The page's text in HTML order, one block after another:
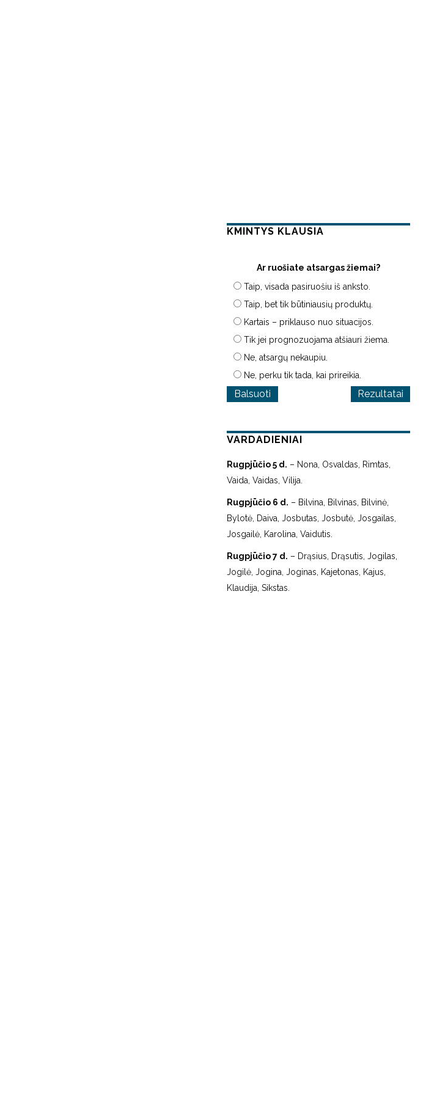
KMINTYS KLAUSIA
Ar ruošiate atsargas žiemai?
Taip, visada pasiruošiu iš anksto.
Taip, bet tik būtiniausių produktų.
Kartais – priklauso nuo situacijos.
Tik jei prognozuojama atšiauri žiema.
Ne, atsargų nekaupiu.
Ne, perku tik tada, kai prireikia.
Rezultatai
VARDADIENIAI
Rugpjūčio 5 d. – Nona, Osvaldas, Rimtas,
Vaida, Vaidas, Vilija.
Rugpjūčio 6 d. – Bilvina, Bilvinas, Bilvinė,
Bylotė, Daiva, Josbutas, Josbutė, Josgailas,
Josgailė, Karolina, Vaidutis.
Rugpjūčio 7 d. – Drąsius, Drąsutis, Jogilas,
Jogilė, Jogina, Joginas, Kajetonas, Kajus,
Klaudija, Sikstas.